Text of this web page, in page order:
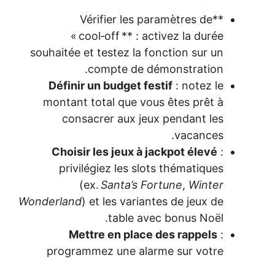
souhaitée et
Définir
montant
Choisir
Wonderland